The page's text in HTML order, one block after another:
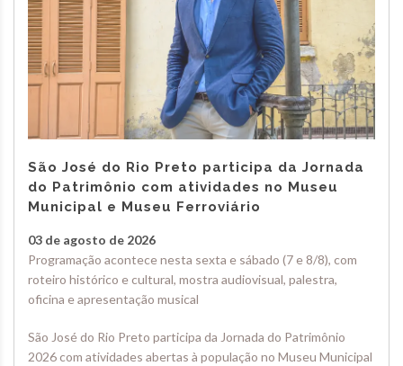
São José do Rio Preto participa da Jornada
do Patrimônio com atividades no Museu
Municipal e Museu Ferroviário
03 de agosto de 2026
Programação acontece nesta sexta e sábado (7 e 8/8), com
roteiro histórico e cultural, mostra audiovisual, palestra,
oficina e apresentação musical
São José do Rio Preto participa da Jornada do Patrimônio
2026 com atividades abertas à população no Museu Municipal